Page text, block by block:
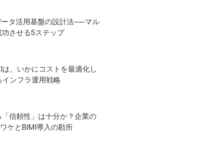
タ活用基盤の設計法──マル
させる5ステップ
、いかにコストを最適化し
ンフラ運用戦略
信頼性」は十分か？企業の
ケとBIMI導入の勘所